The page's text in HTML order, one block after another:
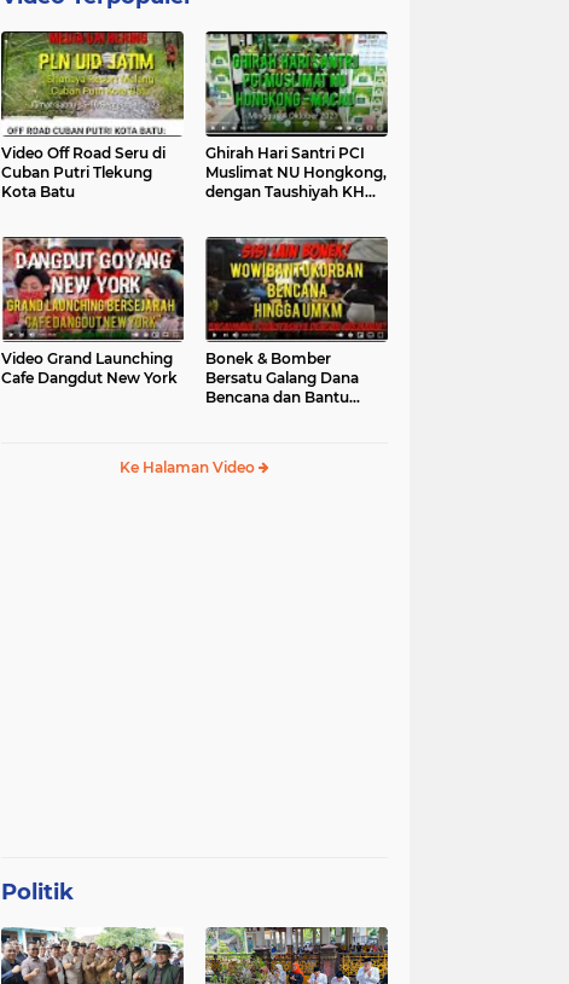
Video Off Road Seru di
Cuban Putri Tlekung
Kota Batu
Ghirah Hari Santri PCI
Muslimat NU Hongkong,
dengan Taushiyah KH
Video Grand Launching
Cafe Dangdut New York
Bonek & Bomber
Bersatu Galang Dana
Bencana dan Bantu
Ke Halaman Video
Politik